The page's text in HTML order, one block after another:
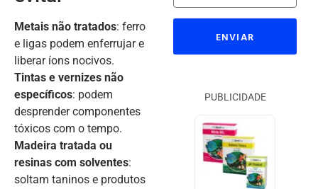
Metais não tratados: ferro
e ligas podem enferrujar e
liberar íons nocivos.
Tintas e vernizes não
específicos: podem
desprender componentes
tóxicos com o tempo.
Madeira tratada ou
resinas com solventes:
soltam taninos e produtos
ENVIAR
PUBLICIDADE